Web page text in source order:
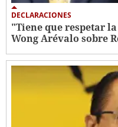
DECLARACIONES
"Tiene que respetar
Wong Arévalo sobre